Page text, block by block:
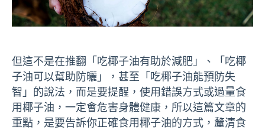
但這不是在推翻「吃椰子油有助於減肥」、「吃椰
子油可以幫助防曬」，甚至「吃椰子油能預防失
智」的說法，而是要提醒，使用錯誤方式或過量食
用椰子油，一定會危害身體健康，所以這篇文章的
重點，是要告訴你正確食用椰子油的方式，釐清食